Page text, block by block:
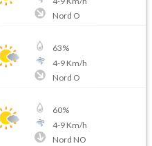
Nord O
63%
4-9Km/h
Nord O
60%
4-9Km/h
Nord NO